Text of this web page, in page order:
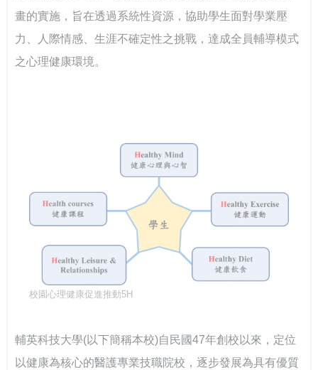
教育部舉辦115年度校園性別事件行政訴訟案例研討會
115年大專校院身心障礙學生夏令營 報名開跑~讓我們一
起青春無礙，夢想同行！
高屏東區資源中心「115年上半年校園安全主管會議」落
實全民國防教育- 「軍事單位參訪與戶外水域安全防溺活
動」
坊 強化課程實踐與教學創新
打造校園最暖心的角落 義守大學諮商輔導空間升級，落
聽見生命，回歸初心 生命教育廣播節目－「臺灣生命教
育感動地圖」系列專題
推動社區共好的社會情緒學習：跨世代創齡方案的實踐
經驗
我可以改變我的人生－啟動輕度障礙大專生的自我決策
以師者先行，構築SEL友善校園生態系
台鋼技大剛圓勤儉與大學SEL
畫的實施，旨在透過系統性資源，協助學生面對學業壓
力、人際情感、生涯不確定性之挑戰，達成全員輔導模式
之心理健康環境。
校園心理健康促進推動5H
輔英科技大學(以下簡稱本校)自民國47年創校以來，定位
以健康為核心的醫護專業技職院校，逐步發展為具有優質